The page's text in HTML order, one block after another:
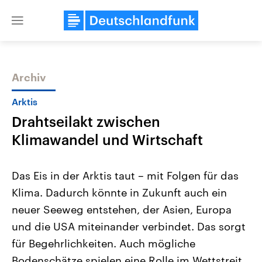
Close
Themen
Landtagswahl Sachsen-Anhalt
2026
Alle Informationen
Sachsen-Anhalt wählt am 6.
September 2026 einen neuen
Landtag. Seit 2021 wird das
Bundesland von einer Koalition aus
USA
Aktuelle Beiträge,
Hintergründe
Wirtschaftlich und
gehören die Vereinigten
den mächtigsten Ländern
mit großem Einfluss auf
Archiv
Arktis
Drahtseilakt zwischen
Klimawandel und Wirtschaft
Das Eis in der Arktis taut – mit Folgen für das
Klima. Dadurch könnte in Zukunft auch ein
neuer Seeweg entstehen, der Asien, Europa
und die USA miteinander verbindet. Das sorgt
für Begehrlichkeiten. Auch mögliche